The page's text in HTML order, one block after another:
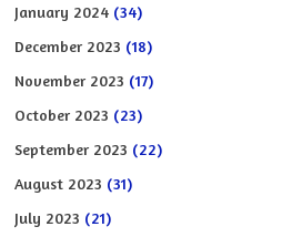
January 2024 (34)
December 2023 (18)
November 2023 (17)
October 2023 (23)
September 2023 (22)
August 2023 (31)
July 2023 (21)